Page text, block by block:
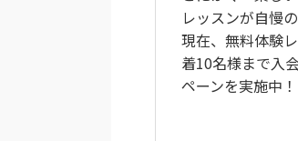
レッスンが自慢
現在、無料体験
着10名様まで入
ペーンを実施中！